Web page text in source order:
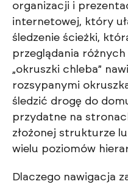
organizacji i
internetowej, który
śledzenie ścieżki,
przeglądania
„okruszki chleba”
rozsypanymi
śledzić drogę do
przydatne na
złożonej strukturze
wielu poziomów
Dlaczego nawigacja